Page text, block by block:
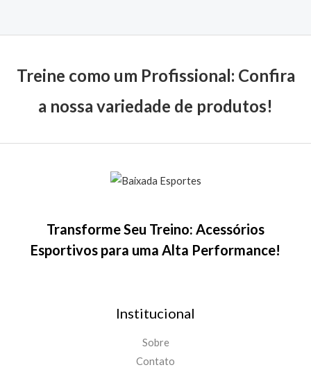
Treine como um Profissional: Confira
a nossa variedade de produtos!
Transforme Seu Treino: Acessórios
Esportivos para uma Alta Performance!
Institucional
Sobre
Contato